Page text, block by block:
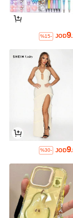
JOD9
%15-
JOD9
%30-